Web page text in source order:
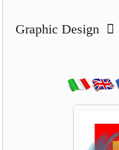
Graphic Design